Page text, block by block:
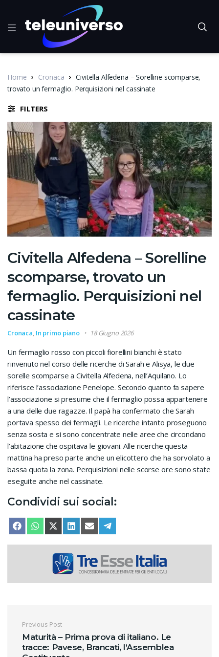
Home Cronaca
Civitella Alfedena – Sorelline scomparse,
trovato un fermaglio. Perquisizioni nel cassinate
FILTERS
Civitella Alfedena – Sorelline
scomparse, trovato un
fermaglio. Perquisizioni nel
cassinate
Cronaca, In primo piano 18 Giugno 2026
Un fermaglio rosso con piccoli fiorellini bianchi è stato
rinvenuto nel corso delle ricerche di Sarah e Alisya, le due
sorelle scomparse a Civitella Alfedena, nell’Aquilano. Lo
riferisce l’associazione Penelope. Secondo quanto fa sapere
l’associazione si presume che il fermaglio possa appartenere
a una delle due ragazze. Il papà ha confermato che Sarah
portava spesso dei fermagli. Le ricerche intanto proseguono
senza sosta e si sono concentrate nelle aree che circondano
l’abitazione che ospitava le giovani. Alle ricerche questa
mattina ha preso parte anche un elicottero che ha sorvolato a
bassa quota la zona. Perquisizioni nelle scorse ore sono state
eseguite anche nel cassinate.
Condividi sui social:
SHARE ON
FACEBOOKSHARE ON
WHATSAPPSHARE ON
X (TWITTER)
SHARE ON
LINKEDINSHARE ON
EMAIL
Navigazione articoli
Previous Post
Maturità – Prima prova di italiano. Le
tracce: Pavese, Brancati, l’Assemblea